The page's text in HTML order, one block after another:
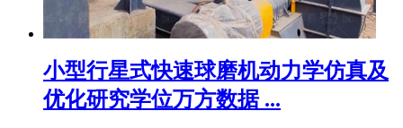
小型行星式快速球磨机动力学仿真及
优化研究学位万方数据 ...